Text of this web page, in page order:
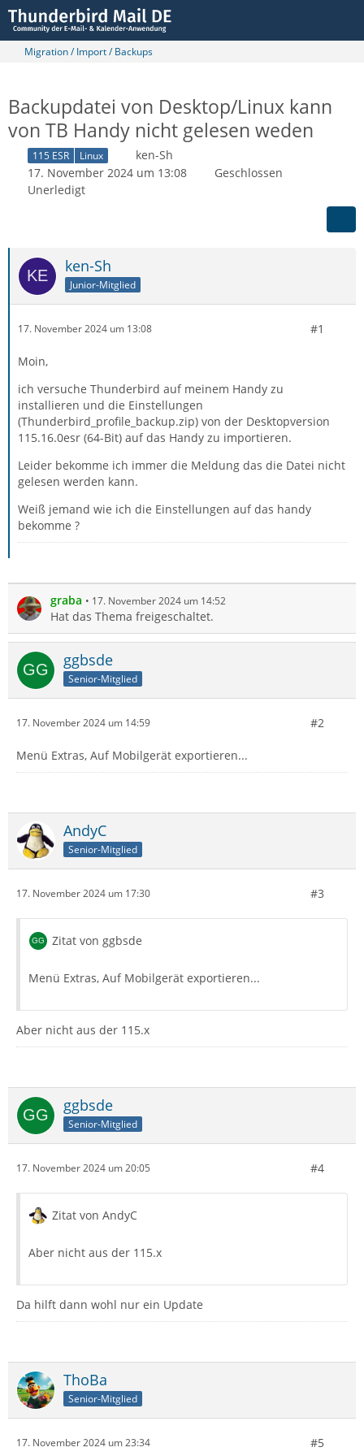
Migration / Import / Backups
Backupdatei von Desktop/Linux kann
von TB Handy nicht gelesen weden
115 ESR Linux
ken-Sh
17. November 2024 um 13:08
Geschlossen
Unerledigt
ken-Sh
Junior-Mitglied
17. November 2024 um 13:08 #1
Moin,
ich versuche Thunderbird auf meinem Handy zu
installieren und die Einstellungen
(Thunderbird_profile_backup.zip) von der Desktopversion
115.16.0esr (64-Bit) auf das Handy zu importieren.
Leider bekomme ich immer die Meldung das die Datei nicht
gelesen werden kann.
Weiß jemand wie ich die Einstellungen auf das handy
bekomme ?
graba 17. November 2024 um 14:52
Hat das Thema freigeschaltet.
ggbsde
Senior-Mitglied
17. November 2024 um 14:59 #2
Menü Extras, Auf Mobilgerät exportieren...
AndyC
Senior-Mitglied
17. November 2024 um 17:30 #3
Zitat von ggbsde
Menü Extras, Auf Mobilgerät exportieren...
Aber nicht aus der 115.x
ggbsde
Senior-Mitglied
17. November 2024 um 20:05 #4
Zitat von AndyC
Aber nicht aus der 115.x
Da hilft dann wohl nur ein Update
ThoBa
Senior-Mitglied
17. November 2024 um 23:34 #5